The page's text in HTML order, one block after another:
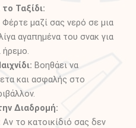
Ταξίδι:
Φέρτε μαζί σας νερό σε μια
αγαπημένα του σνακ για
ήρεμο.
Βοηθάει να
και ασφαλής στο
Διαδρομή:
Αν το κατοικίδιό σας δεν